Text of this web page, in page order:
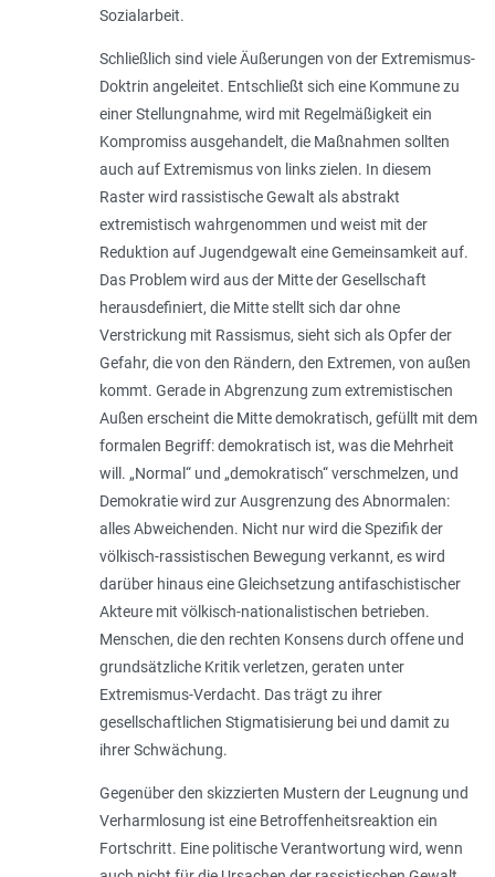
Sozialarbeit.
Schließlich sind viele Äußerungen von der Extremismus-
Dok­trin angeleitet. Entschließt sich eine Kommune zu
einer Stellungnahme, wird mit Regelmäßigkeit ein
Kompromiss ausgehandelt, die Maßnahmen sollten
auch auf Extremismus von links zielen. In diesem
Raster wird rassistische Gewalt als abstrakt
extremistisch wahrgenommen und weist mit der
Reduktion auf Jugend­gewalt eine Gemeinsamkeit auf.
Das Problem wird aus der Mitte der Gesellschaft
herausdefiniert, die Mitte stellt sich dar ohne
Verstrickung mit Rassismus, sieht sich als Opfer der
Gefahr, die von den Rändern, den Extremen, von außen
kommt. Gerade in Abgrenzung zum extremistischen
Außen erscheint die Mitte demokratisch, gefüllt mit dem
formalen Begriff: demokratisch ist, was die Mehrheit
will. „Normal“ und „demokratisch“ verschmelzen, und
Demokratie wird zur Ausgrenzung des Abnormalen:
alles Abweichenden. Nicht nur wird die Spezifik der
völkisch-rassistischen Bewegung verkannt, es wird
darüber hinaus eine Gleichsetzung antifaschistischer
Akteure mit völkisch-nationalistischen betrieben.
Menschen, die den rechten Konsens durch offene und
grundsätzliche Kritik verletzen, geraten unter
Extremismus-Verdacht. Das trägt zu ihrer
gesellschaftlichen Stigmatisierung bei und damit zu
ihrer Schwächung.
Gegenüber den skizzierten Mustern der Leugnung und
Verharmlosung ist eine Betroffenheitsreaktion ein
Fortschritt. Eine politische Verantwortung wird, wenn